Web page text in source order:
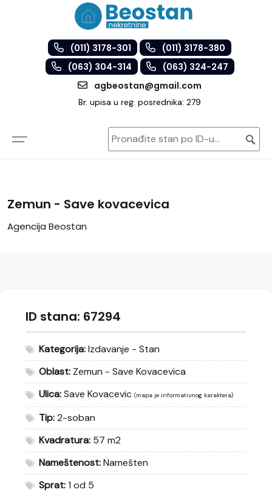
(011) 3178-301
(011) 3178-380
(063) 304-314
(063) 324-247
agbeostan@gmail.com
Br. upisa u reg. posrednika: 279
Zemun - Save kovacevica
Agencija Beostan
ID stana: 67294
Kategorija:Izdavanje - Stan
Oblast: Zemun - Save Kovacevica
Ulica:Save Kovacevic (mapa je informativnog karaktera)
Tip:2-soban
Kvadratura: 57 m2
Nameštenost:Namešten
Sprat:1 od 5